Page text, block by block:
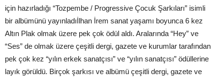
için hazırladığı “Tozpembe / Progressive Çocuk Şarkıları” isimli
bir albümünü yayınladıİlhan İrem sanat yaşamı boyunca 6 kez
Altın Plak olmak üzere pek çok ödül aldı. Aralarında “Hey” ve
“Ses” de olmak üzere çeşitli dergi, gazete ve kurumlar tarafından
pek çok kez “yılın erkek sanatçısı” ve “yılın sanatçısı” ödüllerine
layık görüldü. Birçok şarkısı ve albümü çeşitli dergi, gazete ve